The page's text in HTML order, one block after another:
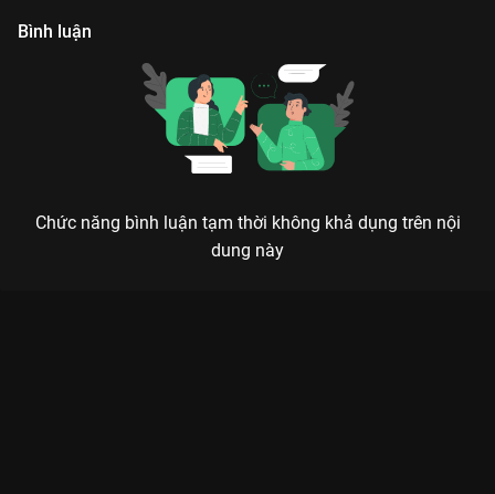
Bình luận
Chức năng bình luận tạm thời không khả dụng trên nội
dung này